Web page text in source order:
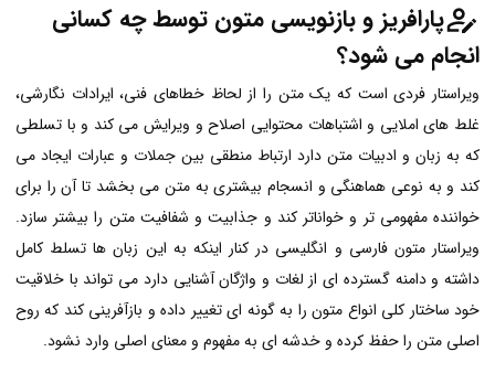
پارافریز و بازنویسی متون توسط چه کسانی
انجام می شود؟
ویراستار فردی است که یک متن را از لحاظ خطاهای فنی، ایرادات نگارشی،
غلط های املایی و اشتباهات محتوایی اصلاح و ویرایش می کند و با تسلطی
که به زبان و ادبیات متن دارد ارتباط منطقی بین جملات و عبارات ایجاد می
کند و به نوعی هماهنگی و انسجام بیشتری به متن می بخشد تا آن را برای
خواننده مفهومی تر و خواناتر کند و جذابیت و شفافیت متن را بیشتر سازد.
ویراستار متون فارسی و انگلیسی در کنار اینکه به این زبان ها تسلط کامل
داشته و دامنه گسترده ای از لغات و واژگان آشنایی دارد می تواند با خلاقیت
خود ساختار کلی انواع متون را به گونه ای تغییر داده و بازآفرینی کند که روح
اصلی متن را حفظ کرده و خدشه ای به مفهوم و معنای اصلی وارد نشود.